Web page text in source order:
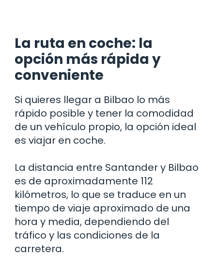
La ruta en coche: la
opción más rápida y
conveniente
Si quieres llegar a Bilbao lo más
rápido posible y tener la comodidad
de un vehículo propio, la opción ideal
es viajar en coche.
La distancia entre Santander y Bilbao
es de aproximadamente 112
kilómetros, lo que se traduce en un
tiempo de viaje aproximado de una
hora y media, dependiendo del
tráfico y las condiciones de la
carretera.